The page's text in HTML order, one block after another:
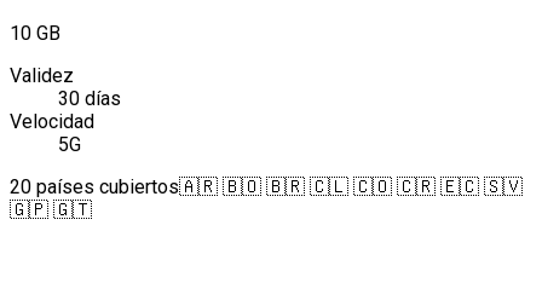
10 GB
Validez
30 días
Velocidad
5G
20 países cubiertos🇦🇷 🇧🇴 🇧🇷 🇨🇱 🇨🇴 🇨🇷 🇪🇨 🇸🇻
🇬🇵 🇬🇹